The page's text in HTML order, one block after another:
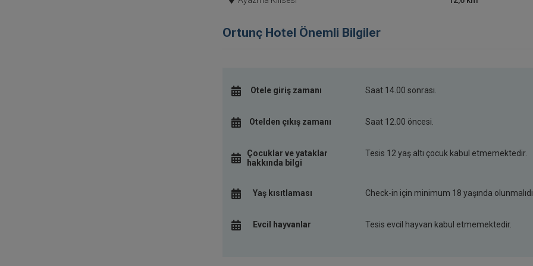
Ortunç Hotel Önemli Bilgiler
Otele giriş zamanı Saat 14.00 sonrası.
Otelden çıkış zamanı Saat 12.00 öncesi.
Çocuklar ve yataklar
hakkında bilgi
Tesis 12 yaş altı çocuk kabul etmemektedir.
Yaş kısıtlaması Check-in için minimum 18 yaşında
Evcil hayvanlar Tesis evcil hayvan kabul etmemektedir.